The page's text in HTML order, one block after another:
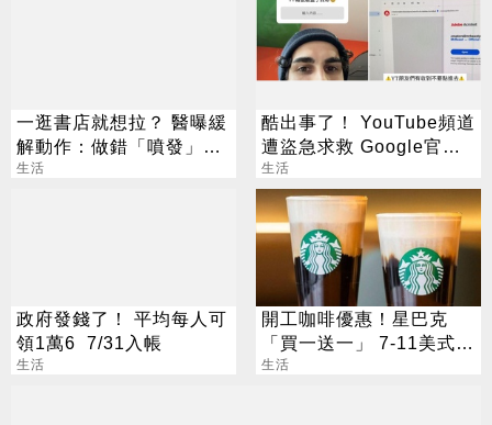
一逛書店就想拉？ 醫曝緩
解動作：做錯「噴發」風
險增
生活
酷出事了！ YouTube頻道
遭盜急求救 Google官方
說話了
生活
政府發錢了！ 平均每人可
領1萬6 7/31入帳
生活
開工咖啡優惠！星巴克
「買一送一」 7-11美式買
7送7
生活